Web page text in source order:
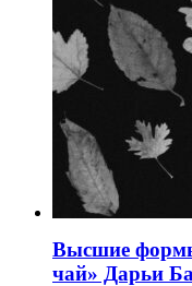
Высшие
чай» Дарьи